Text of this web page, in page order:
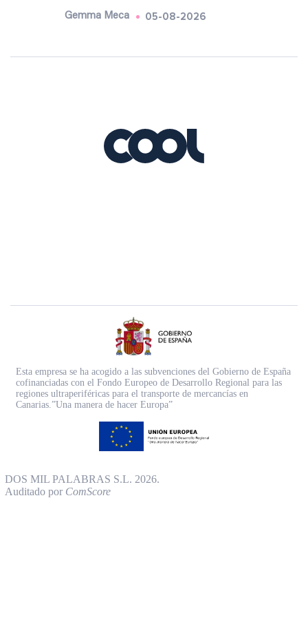
Gemma Meca 05-08-2026
Esta empresa se ha acogido a las subvenciones del Gobierno de España
cofinanciadas con el Fondo Europeo de Desarrollo Regional para las
regiones ultraperiféricas para el transporte de mercancías en
Canarias.”Una manera de hacer Europa”
DOS MIL PALABRAS S.L. 2026.
Auditado por ComScore